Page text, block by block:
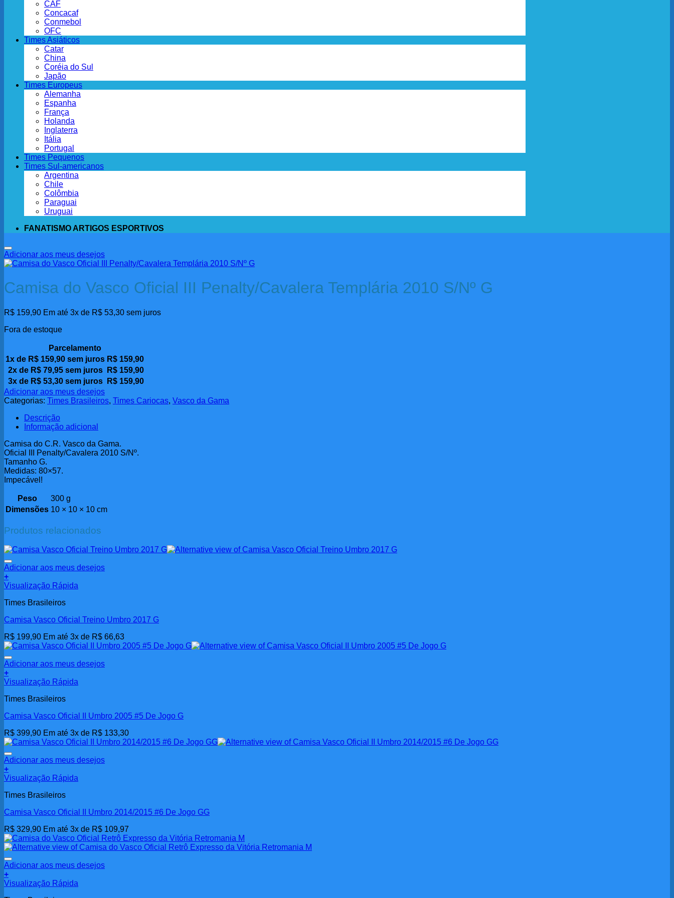
CAF
Concacaf
Conmebol
OFC
Times Asiáticos
Catar
China
Coréia do Sul
Japão
Times Europeus
Alemanha
Espanha
França
Holanda
Inglaterra
Itália
Portugal
Times Pequenos
Times Sul-americanos
Argentina
Chile
Colômbia
Paraguai
Uruguai
FANATISMO ARTIGOS ESPORTIVOS
Adicionar aos meus desejos
Camisa do Vasco Oficial III Penalty/Cavalera Templária 2010 S/Nº G
R$ 159,90 Em até 3x de R$ 53,30 sem juros
Fora de estoque
Parcelamento
1x de R$ 159,90 sem juros R$ 159,90
2x de R$79,95sem juros R$ 159,90
3x de R$53,30sem juros R$ 159,90
Adicionar aos meus desejos
Categorias: Times Brasileiros, Times Cariocas, Vasco da Gama
Descrição
Informação adicional
Camisa do C.R. Vasco da Gama.
Oficial III Penalty/Cavalera 2010 S/Nº.
Tamanho G.
Medidas: 80×57.
Impecável!
Peso
300 g
Dimensões 10 × 10 × 10 cm
Produtos relacionados
Adicionar aos meus desejos
+
Visualização Rápida
Times Brasileiros
Camisa Vasco Oficial Treino Umbro 2017 G
R$ 199,90 Em até 3x de R$ 66,63
Adicionar aos meus desejos
+
Visualização Rápida
Times Brasileiros
Camisa Vasco Oficial II Umbro 2005 #5 De Jogo G
R$ 399,90 Em até 3x de R$ 133,30
Adicionar aos meus desejos
+
Visualização Rápida
Times Brasileiros
Camisa Vasco Oficial II Umbro 2014/2015 #6 De Jogo GG
R$ 329,90 Em até 3x de R$ 109,97
Adicionar aos meus desejos
+
Visualização Rápida